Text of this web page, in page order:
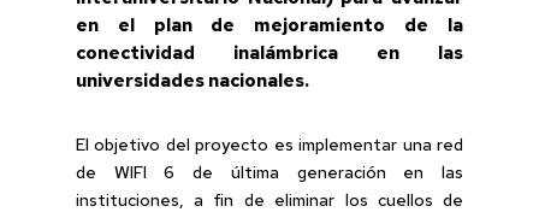
en el plan de mejoramiento de la
conectividad inalámbrica en las
universidades nacionales.
El objetivo del proyecto es implementar una red
de WIFI 6 de última generación en las
instituciones, a fin de eliminar los cuellos de